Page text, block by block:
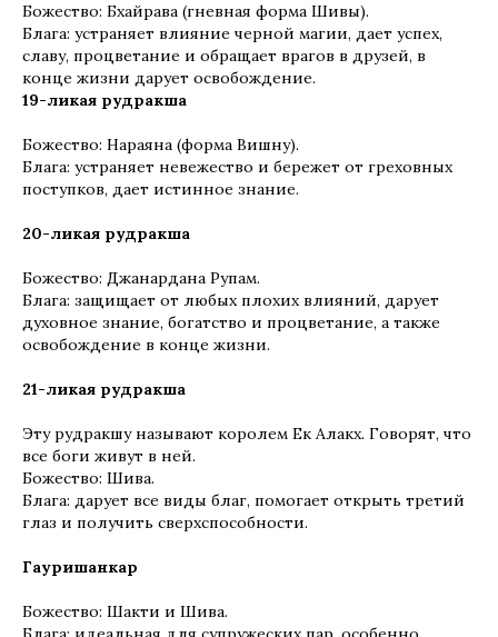
Божество: Бхайрава (гневная форма Шивы).
Блага: устраняет влияние черной магии, дает успех,
славу, процветание и обращает врагов в друзей, в
конце жизни дарует освобождение.
19-ликая рудракша
Божество: Нараяна (форма Вишну).
Блага: устраняет невежество и бережет от греховных
поступков, дает истинное знание.
20-ликая рудракша
Божество: Джанардана Рупам.
Блага: защищает от любых плохих влияний, дарует
духовное знание, богатство и процветание, а также
освобождение в конце жизни.
21-ликая рудракша
Эту рудракшу называют королем Ек Алакх. Говорят, что
все боги живут в ней.
Божество: Шива.
Блага: дарует все виды благ, помогает открыть третий
глаз и получить сверхспособности.
Гауришанкар
Божество: Шакти и Шива.